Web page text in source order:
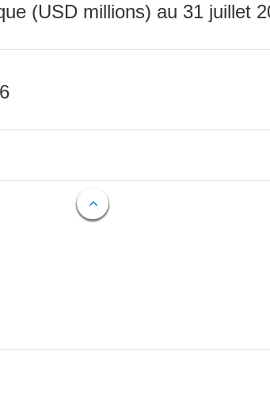
(USD millions) au 31 juillet